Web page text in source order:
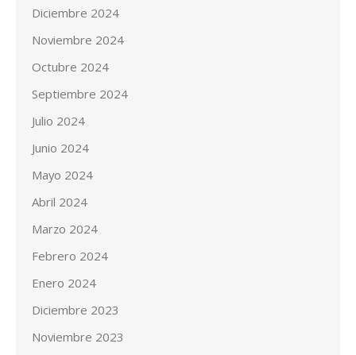
Diciembre 2024
Noviembre 2024
Octubre 2024
Septiembre 2024
Julio 2024
Junio 2024
Mayo 2024
Abril 2024
Marzo 2024
Febrero 2024
Enero 2024
Diciembre 2023
Noviembre 2023